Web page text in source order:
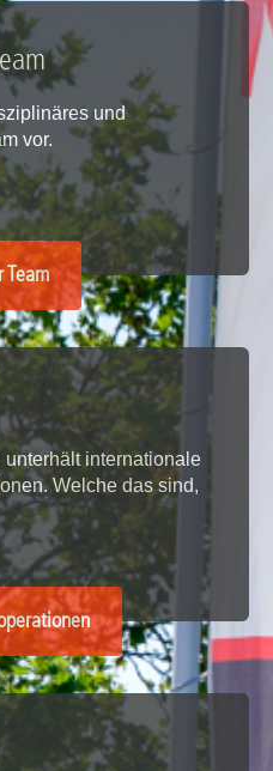
und
vor.
Team
internationale
Welche das sind,